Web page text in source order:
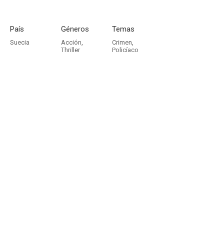
País
Suecia
Géneros
Acción,
Thriller
Temas
Crimen,
Policíaco